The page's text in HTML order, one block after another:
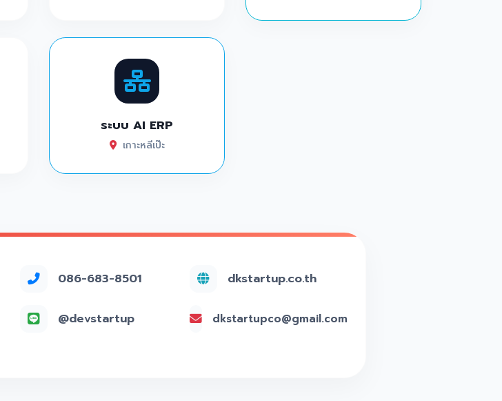
ระบบ AI ERP
เกาะหลีเป๊ะ
086-683-8501
@devstartup
dkstartup.co.th
dkstartupco@gmail.com